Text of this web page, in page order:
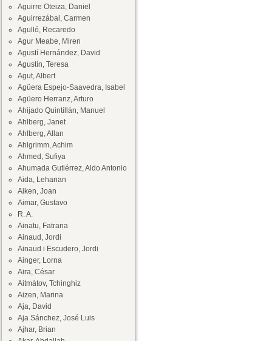
Aguirre Oteiza, Daniel
Aguirrezábal, Carmen
Agulló, Recaredo
Agur Meabe, Miren
Agustí Hernández, David
Agustín, Teresa
Agut, Albert
Agüera Espejo-Saavedra, Isabel
Agüero Herranz, Arturo
Ahijado Quintillán, Manuel
Ahlberg, Janet
Ahlberg, Allan
Ahlgrimm, Achim
Ahmed, Sufiya
Ahumada Gutiérrez, Aldo Antonio
Aida, Lehanan
Aiken, Joan
Aimar, Gustavo
R. A.
Ainatu, Fatrana
Ainaud, Jordi
Ainaud i Escudero, Jordi
Ainger, Lorna
Aira, César
Aitmátov, Tchinghiz
Aizen, Marina
Aja, David
Aja Sánchez, José Luis
Ajhar, Brian